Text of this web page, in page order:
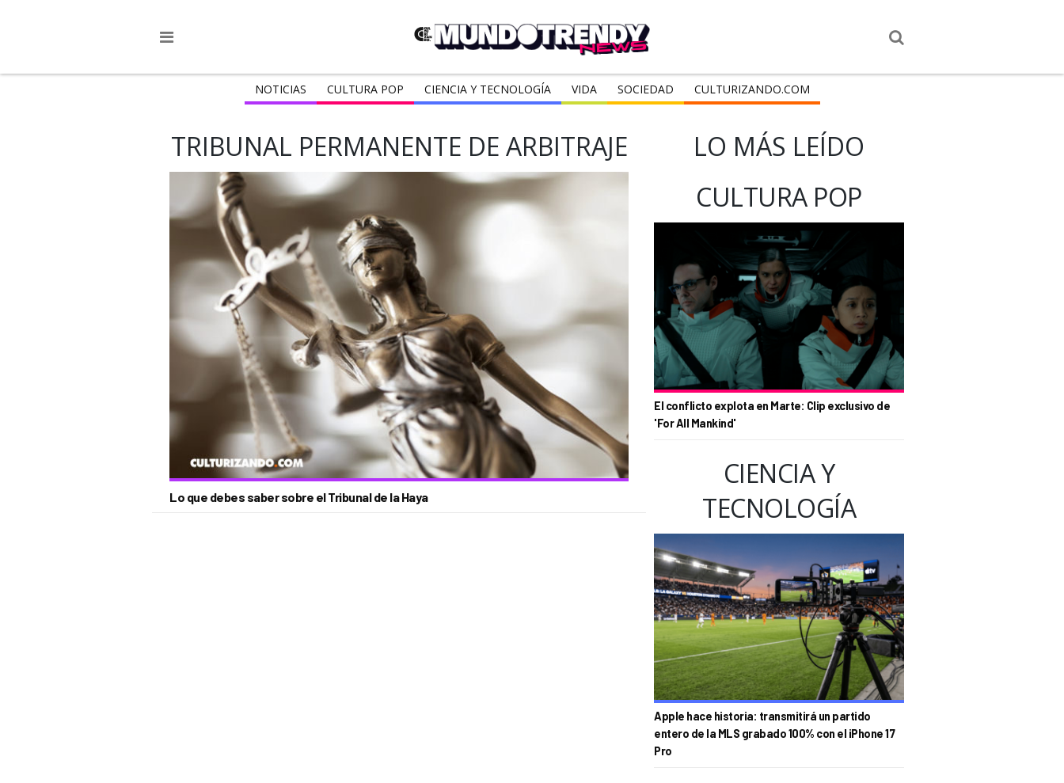
NOTICIAS CULTURA POP CIENCIA Y TECNOLOGÍA VIDA SOCIEDAD CULTURIZANDO.COM
TRIBUNAL PERMANENTE DE ARBITRAJE
Lo que debes saber sobre el Tribunal de la Haya
LO MÁS LEÍDO
CULTURA POP
El conflicto explota en Marte: Clip exclusivo de
'For All Mankind'
CIENCIA Y
TECNOLOGÍA
Apple hace historia: transmitirá un partido
entero de la MLS grabado 100% con el iPhone 17
Pro